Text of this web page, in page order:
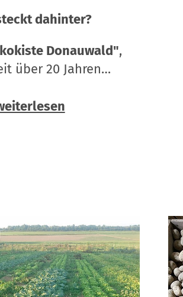
dahinter?
Donauwald",
über 20 Jahren…